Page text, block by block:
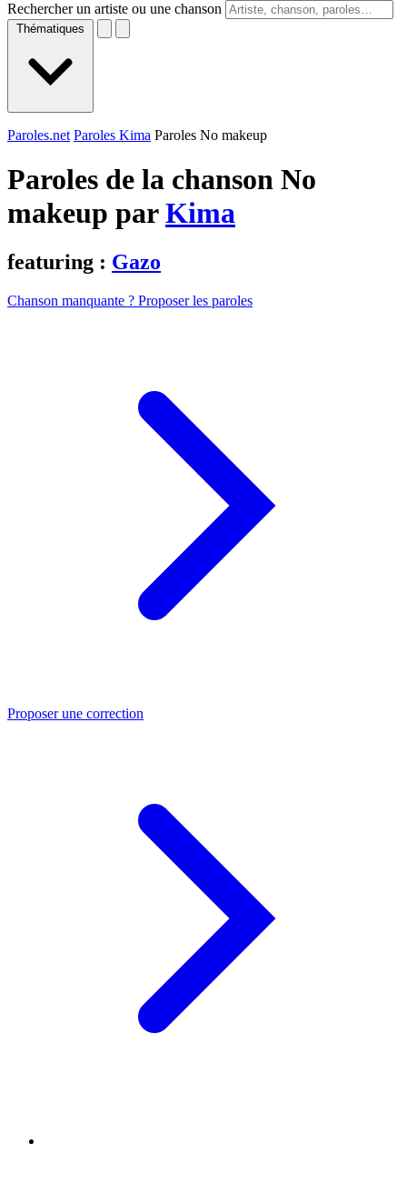
Rechercher un artiste ou une chanson
Thématiques
Paroles.net Paroles Kima Paroles No makeup
Paroles de la chanson No
makeup parKima
featuring : Gazo
Chanson manquante ? Proposer les paroles
Proposer une correction